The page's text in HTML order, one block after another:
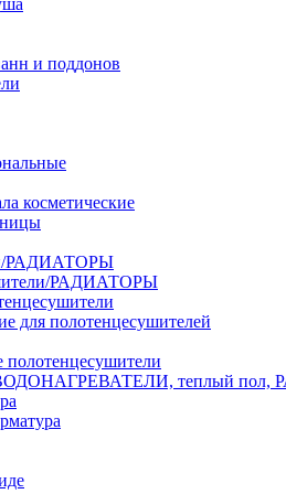
и поддонов
косметические
РАДИАТОРЫ
РАДИАТОРЫ
для полотенцесушителей
полотенцесушители
теплый пол,